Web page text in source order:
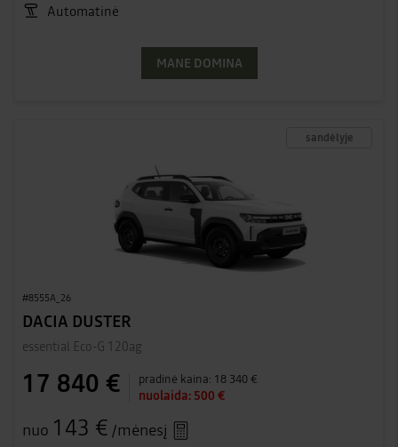
Automatinė
MANE DOMINA
sandėlyje
#8555A_26
DACIA DUSTER
essential Eco-G 120ag
17 840 € pradinė kaina: 18 340 €
nuolaida: 500 €
nuo 143 € /mėnesį